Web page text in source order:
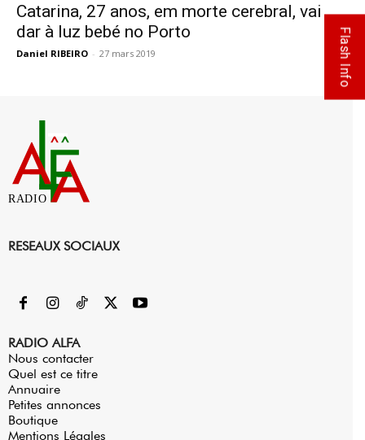
Catarina, 27 anos, em morte cerebral, vai
dar à luz bebé no Porto
Daniel RIBEIRO - 27 mars 2019 0
RADIO
RESEAUX SOCIAUX
RADIO ALFA
Nous contacter
Quel est ce titre
Annuaire
Petites annonces
Boutique
Mentions Légales
Flash Info